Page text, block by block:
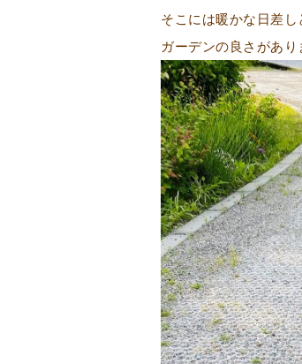
そこには暖かな日差
ガーデンの良さがあり